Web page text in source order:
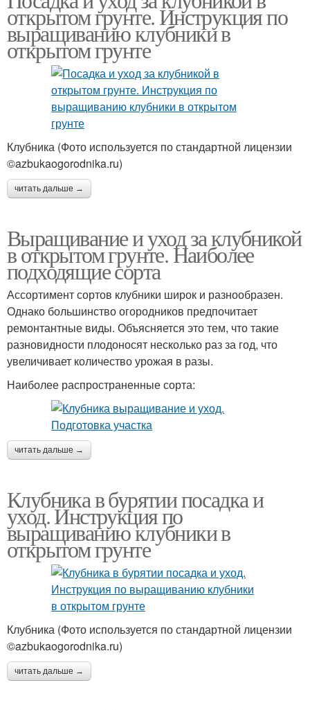
открытом грунте. Инструкция по
выращиванию клубники в
открытом грунте
Клубника (Фото используется по стандартной лицензии
©azbukaogorodnika.ru)
читать дальше →
Выращивание и уход за клубникой
в открытом грунте. Наиболее
подходящие сорта
Ассортимент сортов клубники широк и разнообразен.
Однако большинство огородников предпочитает
ремонтантные виды. Объясняется это тем, что такие
разновидности плодоносят несколько раз за год, что
увеличивает количество урожая в разы.
Наиболее распространенные сорта:
читать дальше →
Клубника в бурятии посадка и
уход. Инструкция по
выращиванию клубники в
открытом грунте
Клубника (Фото используется по стандартной лицензии
©azbukaogorodnika.ru)
читать дальше →